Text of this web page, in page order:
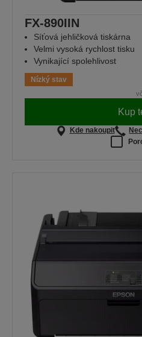
FX-890IIN
Síťová jehličková tiskárna
Velmi vysoká rychlost tisku
Vynikající spolehlivost
Nízký stav
Kup
Kde nakoupit